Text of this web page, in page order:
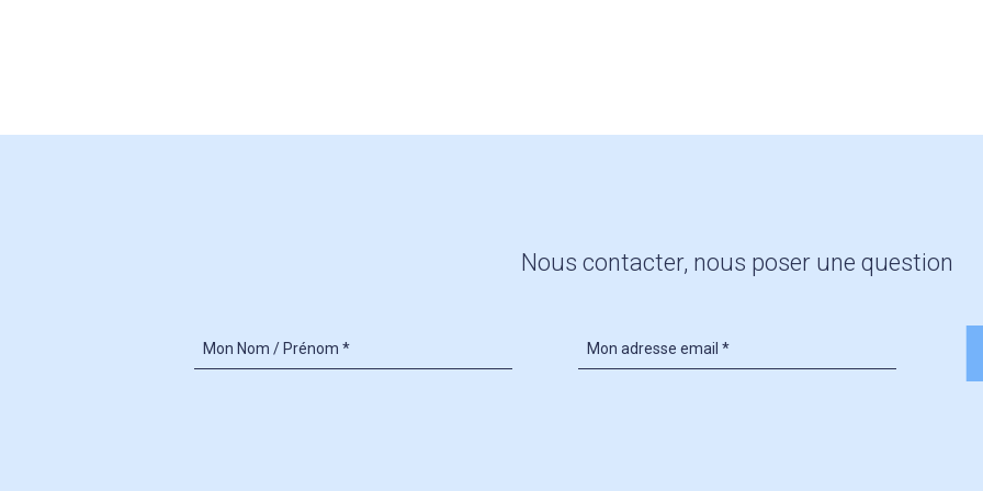
Nous contacter, nous poser une question